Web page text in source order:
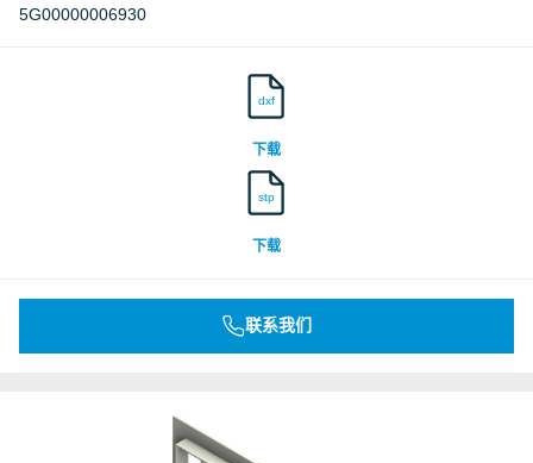
5G00000006930
dxf
下载
stp
下载
联系我们